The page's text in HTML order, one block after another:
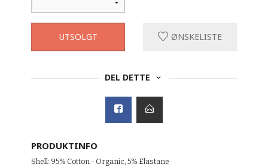
UTSOLGT ØNSKELISTE
DEL DETTE
PRODUKTINFO
Shell: 95% Cotton - Organic, 5% Elastane